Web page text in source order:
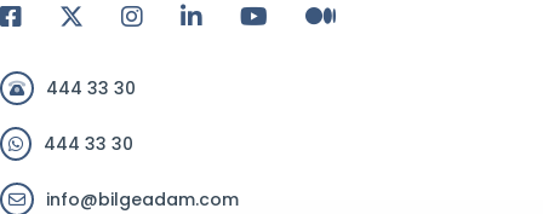
444 33 30
444 33 30
info@bilgeadam.com